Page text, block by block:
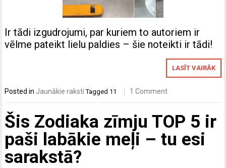
Ir tādi izgudrojumi, par kuriem to autoriem ir
vēlme pateikt lielu paldies – šie noteikti ir tādi!
LASĪT VAIRĀK
Posted in Jaunākie raksti Tagged 11 1 Comment
Šis Zodiaka zīmju TOP 5 ir
paši labākie meļi – tu esi
sarakstā?